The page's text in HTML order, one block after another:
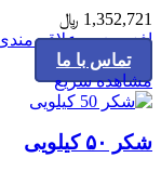
1,352,721 ﷼
افزودن به علاقه
تماس با ما
مشاهده سریع
شکر ۵۰ کیلویی